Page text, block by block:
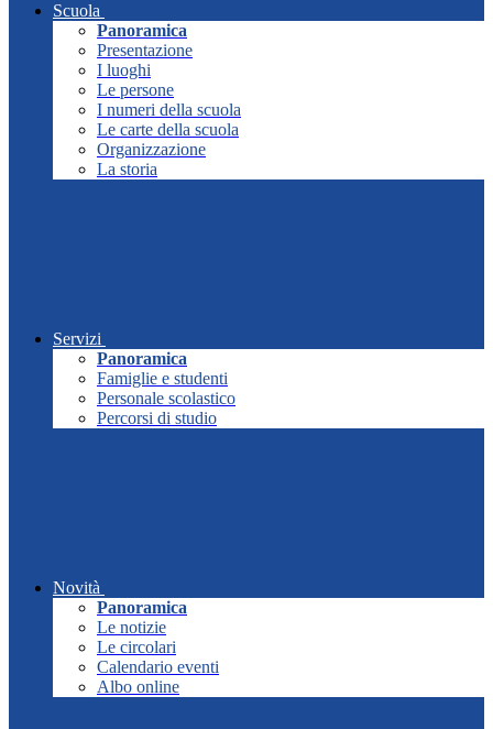
Scuola
Panoramica
Presentazione
I luoghi
Le persone
I numeri della scuola
Le carte della scuola
Organizzazione
La storia
Servizi
Panoramica
Famiglie e studenti
Personale scolastico
Percorsi di studio
Novità
Panoramica
Le notizie
Le circolari
Calendario eventi
Albo online